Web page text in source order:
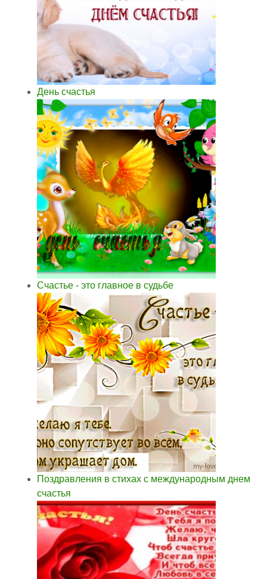
День счастья
Счастье - это главное в судьбе
Поздравления в стихах с международным днем
счастья